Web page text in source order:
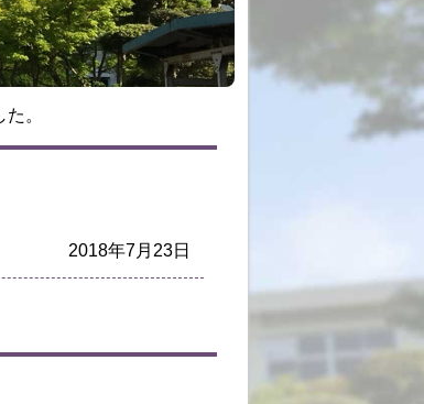
。
2018年7月23日